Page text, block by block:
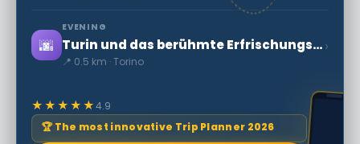
🌆
EVENING
Turin und das berühmte Erfrischungsgetränk Bicerin
📍 0.5 km · Torino
›
★★★★★4.9
🏆 The most innovative Trip Planner 2026